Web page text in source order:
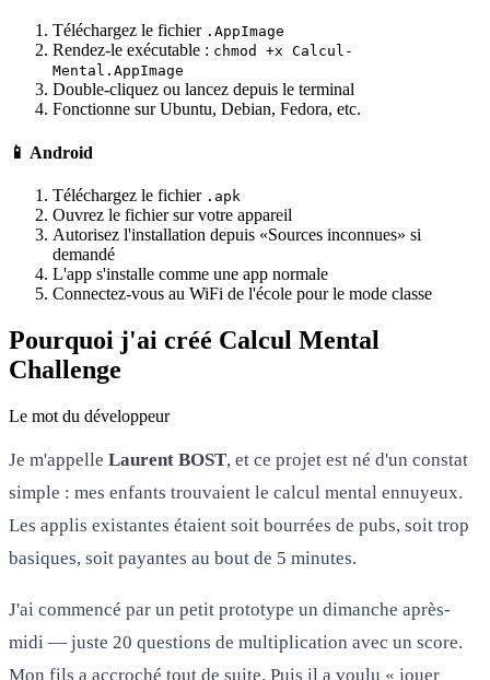
Téléchargez le fichier .AppImage
Rendez-le exécutable : chmod +x Calcul-
Mental.AppImage
Double-cliquez ou lancez depuis le terminal
Fonctionne sur Ubuntu, Debian, Fedora, etc.
📱 Android
Téléchargez le fichier .apk
Ouvrez le fichier sur votre appareil
Autorisez l'installation depuis «Sources inconnues» si
demandé
L'app s'installe comme une app normale
Connectez-vous au WiFi de l'école pour le mode classe
Pourquoi j'ai créé Calcul Mental
Challenge
Le mot du développeur
Je m'appelle Laurent BOST, et ce projet est né d'un constat
simple : mes enfants trouvaient le calcul mental ennuyeux.
Les applis existantes étaient soit bourrées de pubs, soit trop
basiques, soit payantes au bout de 5 minutes.
J'ai commencé par un petit prototype un dimanche après-
midi — juste 20 questions de multiplication avec un score.
Mon fils a accroché tout de suite. Puis il a voulu « jouer